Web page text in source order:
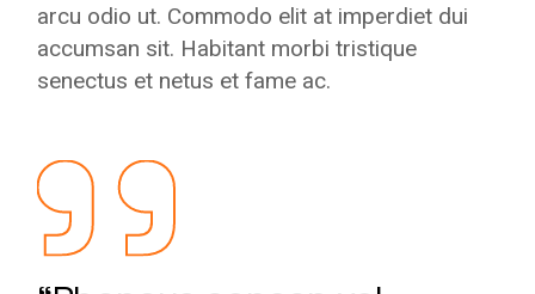
arcu odio ut. Commodo elit at imperdiet dui
accumsan sit. Habitant morbi tristique
senectus et netus et fame ac.